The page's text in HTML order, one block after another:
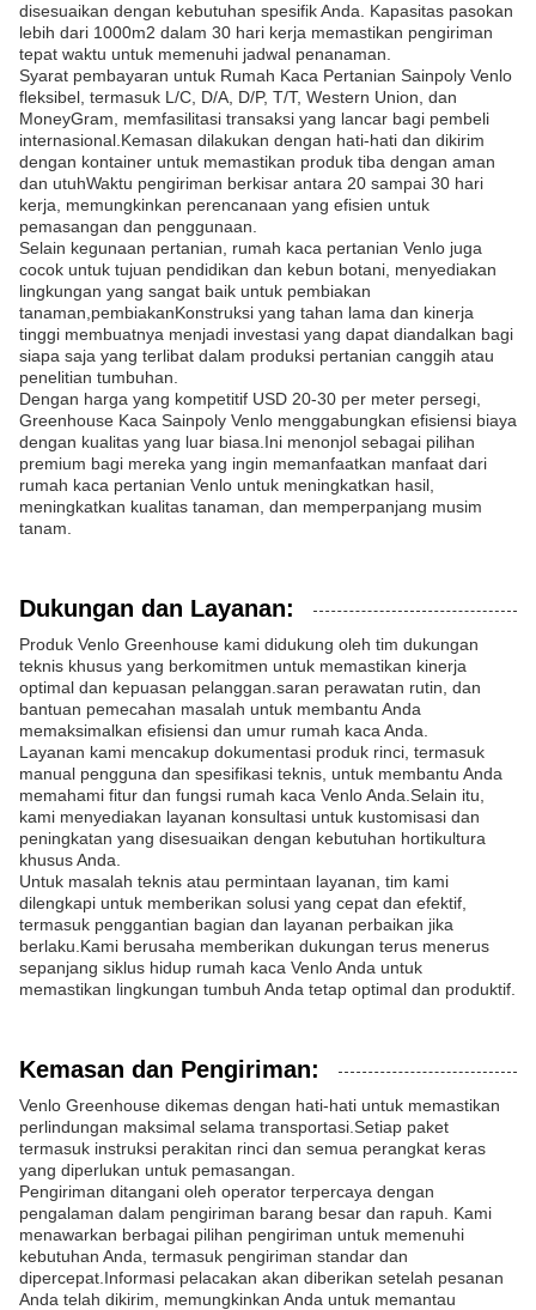
disesuaikan dengan kebutuhan spesifik Anda. Kapasitas pasokan
lebih dari 1000m2 dalam 30 hari kerja memastikan pengiriman
tepat waktu untuk memenuhi jadwal penanaman.
Syarat pembayaran untuk Rumah Kaca Pertanian Sainpoly Venlo
fleksibel, termasuk L/C, D/A, D/P, T/T, Western Union, dan
MoneyGram, memfasilitasi transaksi yang lancar bagi pembeli
internasional.Kemasan dilakukan dengan hati-hati dan dikirim
dengan kontainer untuk memastikan produk tiba dengan aman
dan utuhWaktu pengiriman berkisar antara 20 sampai 30 hari
kerja, memungkinkan perencanaan yang efisien untuk
pemasangan dan penggunaan.
Selain kegunaan pertanian, rumah kaca pertanian Venlo juga
cocok untuk tujuan pendidikan dan kebun botani, menyediakan
lingkungan yang sangat baik untuk pembiakan
tanaman,pembiakanKonstruksi yang tahan lama dan kinerja
tinggi membuatnya menjadi investasi yang dapat diandalkan bagi
siapa saja yang terlibat dalam produksi pertanian canggih atau
penelitian tumbuhan.
Dengan harga yang kompetitif USD 20-30 per meter persegi,
Greenhouse Kaca Sainpoly Venlo menggabungkan efisiensi biaya
dengan kualitas yang luar biasa.Ini menonjol sebagai pilihan
premium bagi mereka yang ingin memanfaatkan manfaat dari
rumah kaca pertanian Venlo untuk meningkatkan hasil,
meningkatkan kualitas tanaman, dan memperpanjang musim
tanam.
Dukungan dan Layanan:
Produk Venlo Greenhouse kami didukung oleh tim dukungan
teknis khusus yang berkomitmen untuk memastikan kinerja
optimal dan kepuasan pelanggan.saran perawatan rutin, dan
bantuan pemecahan masalah untuk membantu Anda
memaksimalkan efisiensi dan umur rumah kaca Anda.
Layanan kami mencakup dokumentasi produk rinci, termasuk
manual pengguna dan spesifikasi teknis, untuk membantu Anda
memahami fitur dan fungsi rumah kaca Venlo Anda.Selain itu,
kami menyediakan layanan konsultasi untuk kustomisasi dan
peningkatan yang disesuaikan dengan kebutuhan hortikultura
khusus Anda.
Untuk masalah teknis atau permintaan layanan, tim kami
dilengkapi untuk memberikan solusi yang cepat dan efektif,
termasuk penggantian bagian dan layanan perbaikan jika
berlaku.Kami berusaha memberikan dukungan terus menerus
sepanjang siklus hidup rumah kaca Venlo Anda untuk
memastikan lingkungan tumbuh Anda tetap optimal dan produktif.
Kemasan dan Pengiriman:
Venlo Greenhouse dikemas dengan hati-hati untuk memastikan
perlindungan maksimal selama transportasi.Setiap paket
termasuk instruksi perakitan rinci dan semua perangkat keras
yang diperlukan untuk pemasangan.
Pengiriman ditangani oleh operator terpercaya dengan
pengalaman dalam pengiriman barang besar dan rapuh. Kami
menawarkan berbagai pilihan pengiriman untuk memenuhi
kebutuhan Anda, termasuk pengiriman standar dan
dipercepat.Informasi pelacakan akan diberikan setelah pesanan
Anda telah dikirim, memungkinkan Anda untuk memantau